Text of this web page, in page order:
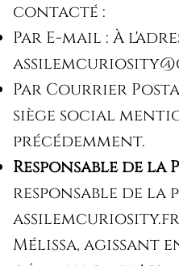
contacté :
Par E-mail : À
Par Courrier
siège social
précédemment.
Responsable de
responsable de
Mélissa, agissant